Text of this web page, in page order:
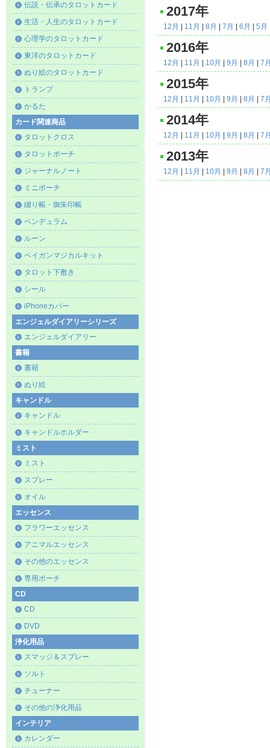
伝説・伝承のタロットカード
生活・人生のタロットカード
心理学のタロットカード
東洋のタロットカード
ぬり絵のタロットカード
トランプ
かるた
カード関連商品
タロットクロス
タロットポーチ
ジャーナルノート
ミニポーチ
綴り帳・御朱印帳
ペンデュラム
ルーン
ペイガンマジカルキット
タロット下敷き
シール
iPhoneカバー
エンジェルダイアリーシリーズ
エンジェルダイアリー
書籍
書籍
ぬり絵
キャンドル
キャンドル
キャンドルホルダー
ミスト
ミスト
スプレー
オイル
エッセンス
フラワーエッセンス
アニマルエッセンス
その他のエッセンス
専用ポーチ
CD
CD
DVD
浄化用品
スマッジ＆スプレー
ソルト
チューナー
その他の浄化用品
インテリア
カレンダー
2017年
12月 11月 8月 7月 6月 5月
2016年
12月 11月 10月 9月 8月 7
2015年
12月 11月 10月 9月 8月 7
2014年
12月 11月 10月 9月 8月 7
2013年
12月 11月 10月 9月 8月 7